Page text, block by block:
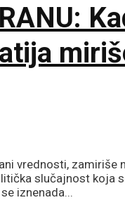
vrednosti, zamiriše
slučajnost koja
iznenada...